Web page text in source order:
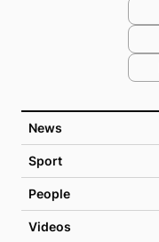
News
Sport
People
Videos